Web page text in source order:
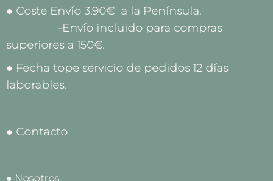
● Coste Envío 3.90€ a la Península.
-Envío incluido para compras
superiores a 150€.
● Fecha tope servicio de pedidos 12 días
laborables.
● Contacto
● Nosotros